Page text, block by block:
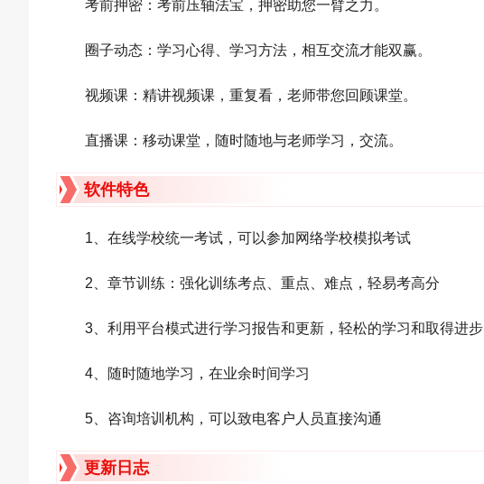
考前押密：考前压轴法宝，押密助您一臂之力。
圈子动态：学习心得、学习方法，相互交流才能双赢。
视频课：精讲视频课，重复看，老师带您回顾课堂。
直播课：移动课堂，随时随地与老师学习，交流。
软件特色
1、在线学校统一考试，可以参加网络学校模拟考试
2、章节训练：强化训练考点、重点、难点，轻易考高分
3、利用平台模式进行学习报告和更新，轻松的学习和取得进步
4、随时随地学习，在业余时间学习
5、咨询培训机构，可以致电客户人员直接沟通
更新日志